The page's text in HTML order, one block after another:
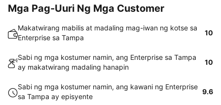
Mga Pag-Uuri Ng Mga Customer
Makatwirang mabilis at madaling mag-iwan ng kotse sa
Enterprise sa Tampa
10
Sabi ng mga kostumer namin, ang Enterprise sa Tampa
ay makatwirang madaling hanapin
10
Sabi ng mga kostumer namin, ang kawani ng Enterprise
sa Tampa ay episyente
9.6